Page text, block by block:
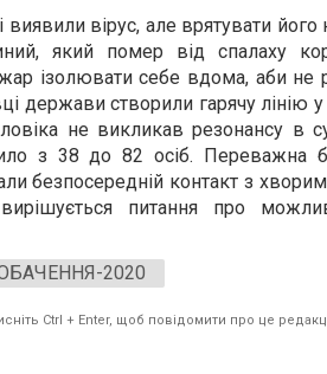
виявили вірус, але врятувати
який помер від спалаху
ізолювати себе вдома, аби не
держави створили гарячу лінію
не викликав резонансу в
з 38 до 82 осіб. Переважна
безпосередній контакт з
питання про
2020
Ctrl + Enter, щоб повідомити про це